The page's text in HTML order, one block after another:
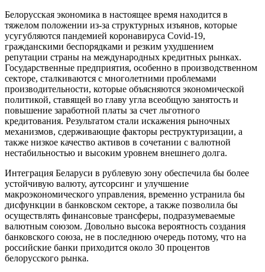
Белорусская экономика в настоящее время находится в
тяжелом положении из-за структурных изъянов, которые
усугубляются пандемией коронавируса Covid-19,
гражданскими беспорядками и резким ухудшением
репутации страны на международных кредитных рынках.
Государственные предприятия, особенно в производственном
секторе, сталкиваются с многолетними проблемами
производительности, которые объясняются экономической
политикой, ставящей во главу угла всеобщую занятость и
повышение заработной платы за счет льготного
кредитования. Результатом стали искажения рыночных
механизмов, сдерживающие факторы реструктуризации, а
также низкое качество активов в сочетании с валютной
нестабильностью и высоким уровнем внешнего долга.
Интеграция Беларуси в рублевую зону обеспечила бы более
устойчивую валюту, аутсорсинг и улучшение
макроэкономического управления, временно устранила бы
дисфункции в банковском секторе, а также позволила бы
осуществлять финансовые трансферы, подразумеваемые
валютным союзом. Довольно высока вероятность создания
банковского союза, не в последнюю очередь потому, что на
российские банки приходится около 30 процентов
белорусского рынка.